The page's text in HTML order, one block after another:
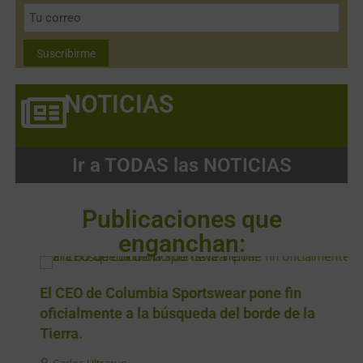
NOTICIAS
Ir a TODAS las NOTICIAS
Publicaciones que
enganchan:
El CEO de Columbia Sportswear pone fin
oficialmente a la búsqueda del borde de la
Tierra.